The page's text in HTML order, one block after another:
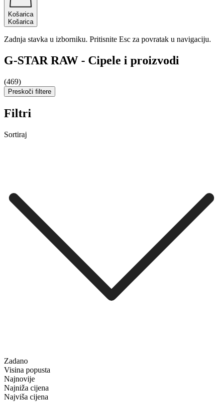
Košarica
Košarica
Zadnja stavka u izborniku. Pritisnite Esc za povratak u navigaciju.
G-STAR RAW - Cipele i proizvodi
(469)
Preskoči filtere
Filtri
Sortiraj
Zadano
Visina popusta
Najnovije
Najniža cijena
Najviša cijena